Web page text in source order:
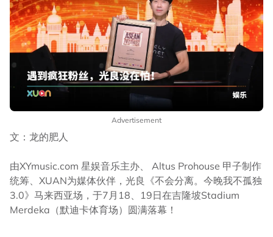
Advertisement
文：龙的肥人
由XYmusic.com 星娱音乐主办、 Altus Prohouse 甲子制作
统筹、XUAN为媒体伙伴，光良《不会分离。今晚我不孤独
3.0》马来西亚场，于7月18、19日在吉隆坡Stadium
Merdeka（默迪卡体育场）圆满落幕！